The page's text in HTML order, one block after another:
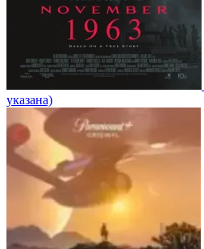
указана)